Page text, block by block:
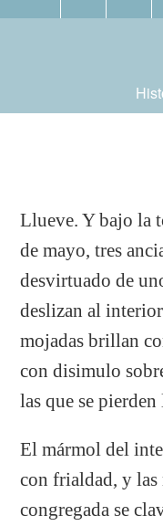
Llueve. Y bajo la
de mayo, tres
desvirtuado de
deslizan al
mojadas brillan
con disimulo
las que se
El mármol del
con frialdad, y las
congregada se